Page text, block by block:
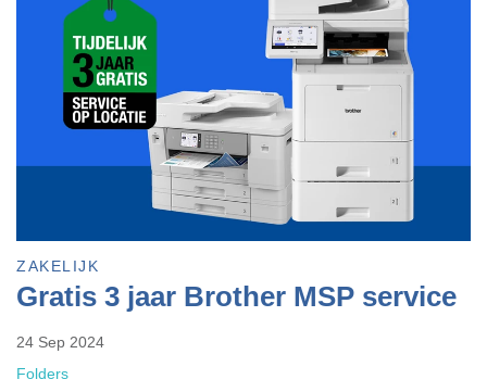
ZAKELIJK
Gratis 3 jaar Brother MSP service
24 Sep 2024
Folders